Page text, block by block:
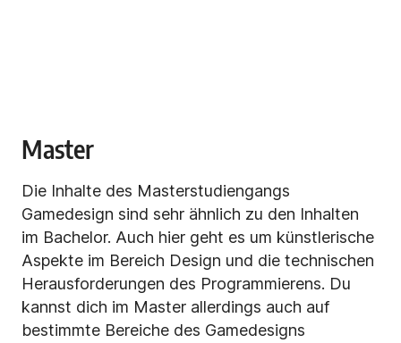
Master
Die Inhalte des Masterstudiengangs
Gamedesign sind sehr ähnlich zu den Inhalten
im Bachelor. Auch hier geht es um künstlerische
Aspekte im Bereich Design und die technischen
Herausforderungen des Programmierens. Du
kannst dich im Master allerdings auch auf
bestimmte Bereiche des Gamedesigns